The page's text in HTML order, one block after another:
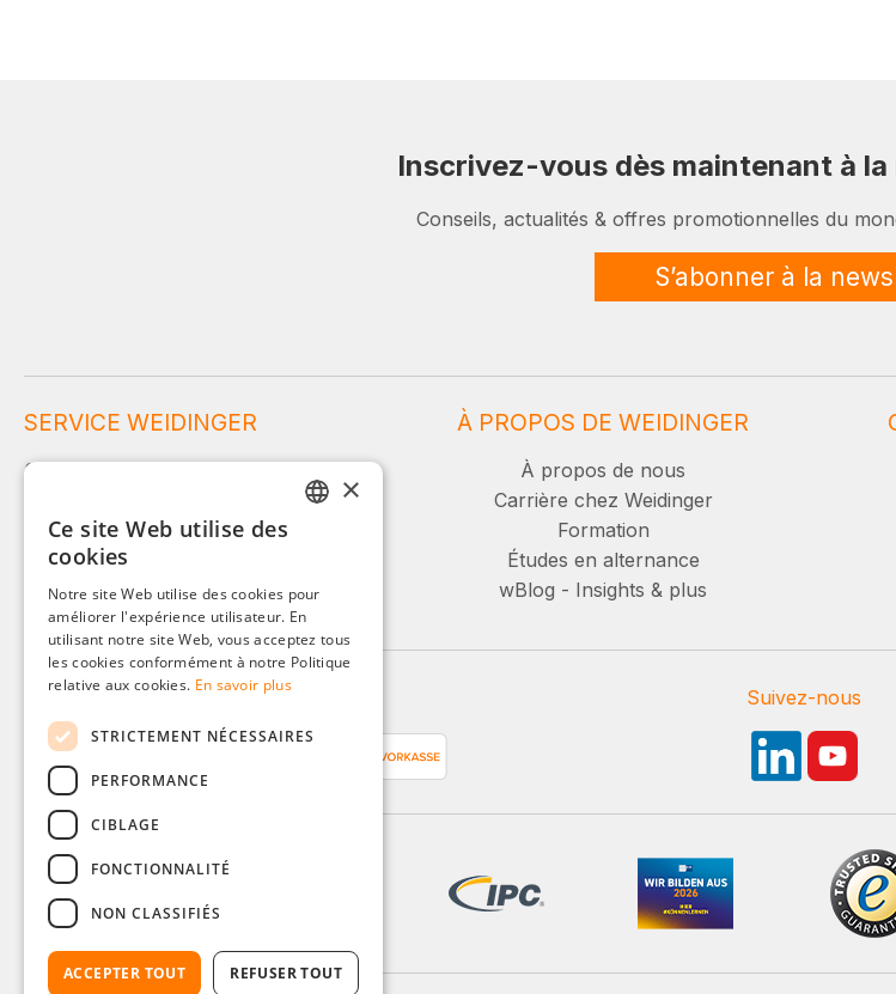
Inscrivez-vous dès maintenant à
Conseils, actualités & offres promotionnelles du
S’abonner à la
SERVICE WEIDINGER
Service et conseil :
+49 (0)8142 / 4289 - 300
Lu-Ve, 08:00 - 16:00
Ou via notre formulaire de contact.
À PROPOS DE WEIDINGER
À propos de nous
Carrière chez Weidinger
Formation
Études en alternance
wBlog - Insights & plus
Moyens de paiement Suivez-nous
ITALIAN
POLISH
×
Ce site Web utilise des
cookies
Notre site Web utilise des cookies pour
améliorer l'expérience utilisateur. En
utilisant notre site Web, vous acceptez tous
les cookies conformément à notre Politique
relative aux cookies. En savoir plus
STRICTEMENT NÉCESSAIRES
PERFORMANCE
CIBLAGE
FONCTIONNALITÉ
NON CLASSIFIÉS
ACCEPTER TOUT REFUSER TOUT